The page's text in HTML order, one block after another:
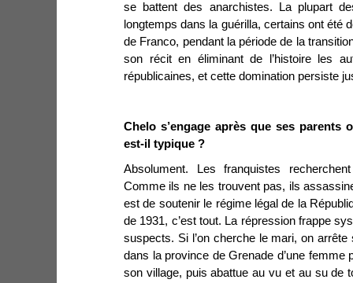
se battent des anarchistes. La plupart
longtemps dans la guérilla, certains ont été
de Franco, pendant la période de la
son récit en éliminant de l’histoire les
républicaines, et cette domination persiste
Chelo s’engage après que ses parents
est-il typique ?
Absolument. Les franquistes
Comme ils ne les trouvent pas, ils
est de soutenir le régime légal de la
de 1931, c’est tout. La répression frappe
suspects. Si l’on cherche le mari, on
dans la province de Grenade d’une femme
son village, puis abattue au vu et au su de